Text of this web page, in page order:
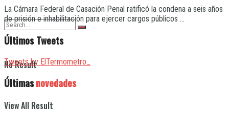
No Result
View All Result
La Cámara Federal de Casación Penal ratificó la condena a seis años
de prisión e inhabilitación para ejercer cargos públicos ...
Últimos Tweets
Tweets by ElTermometro_
Últimasnovedades